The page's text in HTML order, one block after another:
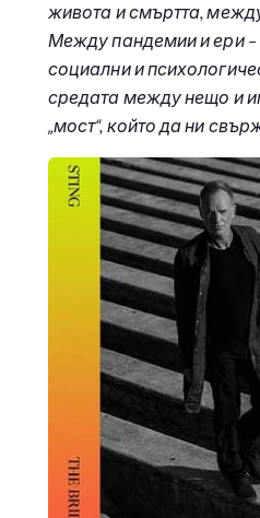
живота и смъртта,
Между пандемии и ери –
социални и
средата между нещо и
„мост“, който да ни